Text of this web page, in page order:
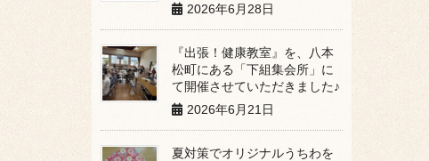
2026年6月28日
『出張！健康教室』を、八本
松町にある「下組集会所」に
て開催させていただきました♪
2026年6月21日
夏対策でオリジナルうちわを